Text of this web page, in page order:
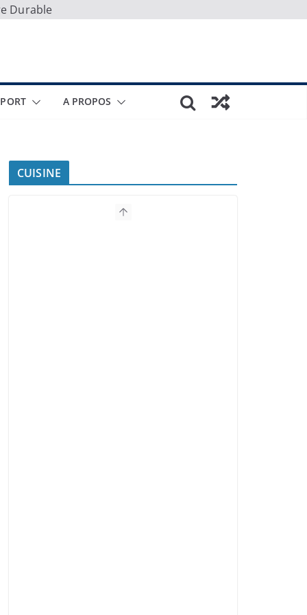
Durable
A PROPOS
CUISINE